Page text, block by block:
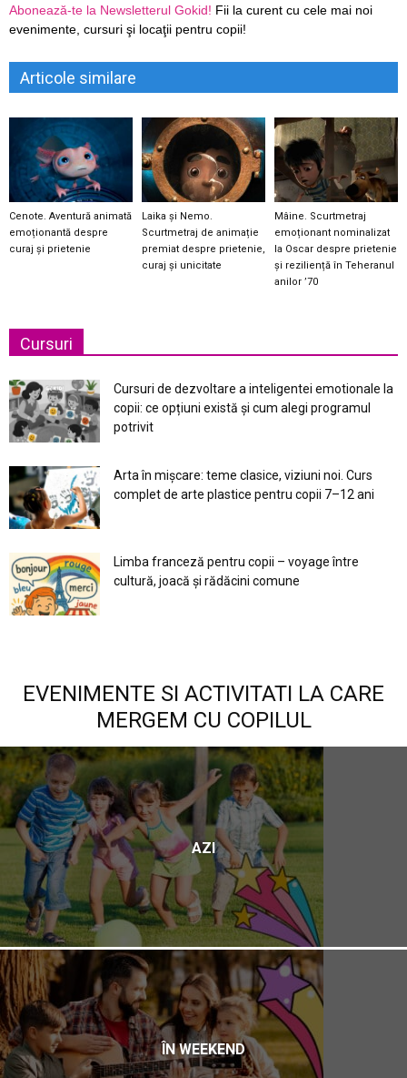
Abonează-te la Newsletterul Gokid! Fii la curent cu cele mai noi
evenimente, cursuri şi locaţii pentru copii!
Articole similare
Cenote. Aventură animată
emoționantă despre
curaj și prietenie
Laika și Nemo.
Scurtmetraj de animație
premiat despre prietenie,
curaj și unicitate
Mâine. Scurtmetraj
emoționant nominalizat
la Oscar despre prietenie
și reziliență în Teheranul
anilor ’70
Cursuri
Cursuri de dezvoltare a inteligentei emotionale la
copii: ce opțiuni există și cum alegi programul
potrivit
Arta în mișcare: teme clasice, viziuni noi. Curs
complet de arte plastice pentru copii 7–12 ani
Limba franceză pentru copii – voyage între
cultură, joacă și rădăcini comune
EVENIMENTE SI ACTIVITATI LA CARE
MERGEM CU COPILUL
AZI
ÎN WEEKEND